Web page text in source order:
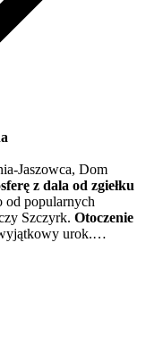
Jaszowca, Dom
z dala od zgiełku
popularnych
Szczyrk. Otoczenie
urok.…